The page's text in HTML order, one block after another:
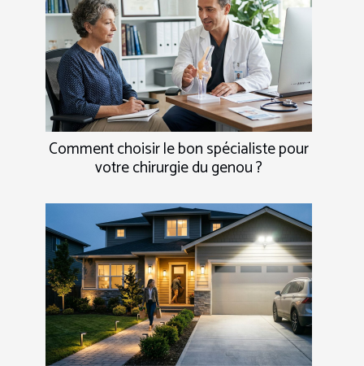
Comment choisir le bon spécialiste pour
votre chirurgie du genou ?